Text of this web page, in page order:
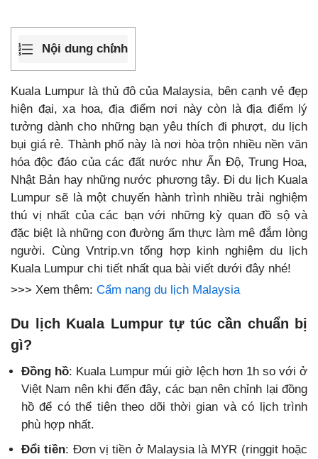
Nội dung chính
Kuala Lumpur là thủ đô của Malaysia, bên cạnh vẻ đẹp
hiện đại, xa hoa, địa điểm nơi này còn là địa điểm lý
tưởng dành cho những bạn yêu thích đi phượt, du lịch
bụi giá rẻ. Thành phố này là nơi hòa trộn nhiều nền văn
hóa độc đáo của các đất nước như Ấn Độ, Trung Hoa,
Nhật Bản hay những nước phương tây. Đi du lịch Kuala
Lumpur sẽ là một chuyến hành trình nhiều trải nghiệm
thú vị nhất của các bạn với những kỳ quan đồ sộ và
đặc biệt là những con đường ẩm thực làm mê đắm lòng
người. Cùng Vntrip.vn tổng hợp kinh nghiệm du lịch
Kuala Lumpur chi tiết nhất qua bài viết dưới đây nhé!
>>> Xem thêm: Cẩm nang du lịch Malaysia
Du lịch Kuala Lumpur tự túc cần chuẩn bị
gì?
Đồng hồ: Kuala Lumpur múi giờ lệch hơn 1h so với ở
Việt Nam nên khi đến đây, các bạn nên chỉnh lại đồng
hồ để có thể tiện theo dõi thời gian và có lịch trình
phù hợp nhất.
Đổi tiền: Đơn vị tiền ở Malaysia là MYR (ringgit hoặc